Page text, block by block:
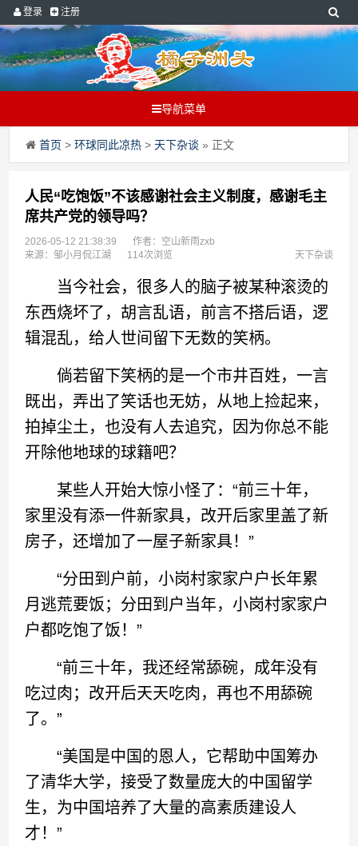
登录 注册
导航菜单
首页 >环球同此凉热 > 天下杂谈 » 正文
人民“吃饱饭”不该感谢社会主义制度，感谢毛主
席共产党的领导吗？
2026-05-12 21:38:39
作者：空山新雨zxb
来源：邹小月侃江湖
114次浏览 天下杂谈
当今社会，很多人的脑子被某种滚烫的
东西烧坏了，胡言乱语，前言不搭后语，逻
辑混乱，给人世间留下无数的笑柄。
倘若留下笑柄的是一个市井百姓，一言
既出，弄出了笑话也无妨，从地上捡起来，
拍掉尘土，也没有人去追究，因为你总不能
开除他地球的球籍吧？
某些人开始大惊小怪了：“前三十年，
家里没有添一件新家具，改开后家里盖了新
房子，还增加了一屋子新家具！”
“分田到户前，小岗村家家户户长年累
月逃荒要饭；分田到户当年，小岗村家家户
户都吃饱了饭！”
“前三十年，我还经常舔碗，成年没有
吃过肉；改开后天天吃肉，再也不用舔碗
了。”
“美国是中国的恩人，它帮助中国筹办
了清华大学，接受了数量庞大的中国留学
生，为中国培养了大量的高素质建设人
才！”